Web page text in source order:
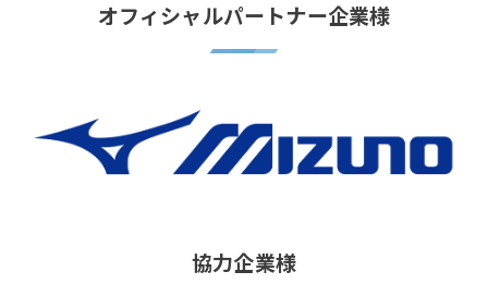
オフィシャルパートナー企業様
協力企業様